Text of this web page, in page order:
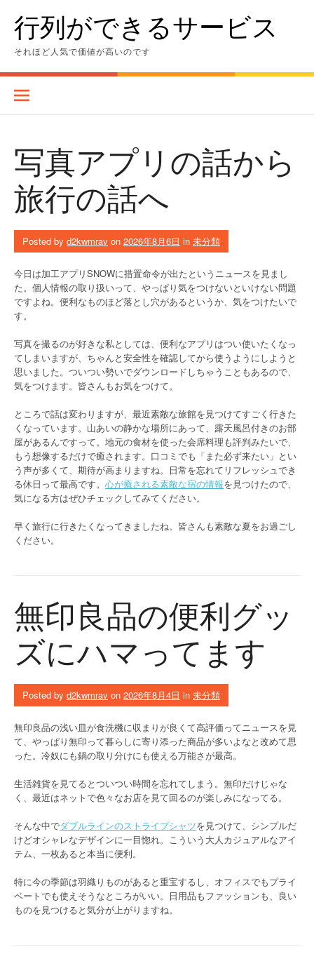
content行列ができるサービス
それほど人気で価値が高いのです
写真アプリの話から
旅行の話へ
Posted by d2kwmrav on 2026年8月6日 in 未分類
今日は加工アプリSNOWに措置命令が出たというニュースを見まし
た。個人情報の取り扱いって、やっぱり気をつけないといけない問題
ですよね。便利なものほど落とし穴があるというか、気をつけたいで
す。
写真を撮るのが好きな私としては、便利なアプリはつい使いたくなっ
てしまいますが、ちゃんと安全性を確認してから使うようにしようと
思いました。ついつい勢いでダウンロードしちゃうこともあるので、
気をつけます。皆さんもお気をつけて。
ところで話は変わりますが、最近素敵な旅館を見つけてすごく行きた
くなっています。山あいの静かな場所にあって、露天風呂付きのお部
屋があるんですって。地元の食材を使った会席料理も評判みたいで、
もう想像するだけで癒されます。口コミでも「また必ず来たい」とい
う声が多くて、期待が高まりますね。日常を忘れてリフレッシュでき
る休日って最高です。 心が癒される素敵な宿の情報を見つけたので、
気になる方はぜひチェックしてみてください。
早く旅行に行きたくなってきましたね。皆さんも素敵な夏をお過ごし
ください。
無印良品の便利グッ
ズにハマってます
Posted by d2kwmrav on 2026年8月4日 in 未分類
無印良品の浅い皿が食洗機に収まりが良くて高評価ってニュースを見
て、やっぱり無印って暮らしに寄り添った商品が多いよなと改めて思
った。冷奴にも鍋の取り分けにも使える万能さが最高。
生活雑貨を見てるとついつい時間を忘れてしまう。無印だけじゃな
く、最近はネットで色々なお店を見て回るのが楽しみになってる。
そんな中でダブルラインのストライプシャツを見つけて、シンプルだ
けどオシャレなデザインに一目惚れ。こういう大人カジュアルなアイ
テム、一枚あると本当に便利。
特に今の季節は羽織りものがあると重宝するし、オフィスでもプライ
ベートでも使えそうなところがいい。日用品もファッションも、良い
ものを見つけると気分が上がりますね。